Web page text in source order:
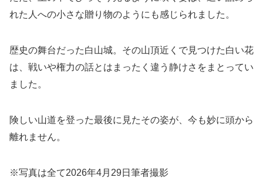
れた人への小さな贈り物のようにも感じられました。
歴史の舞台だった白山城。その山頂近くで見つけた白い花
は、戦いや権力の話とはまったく違う静けさをまとってい
ました。
険しい山道を登った最後に見たその姿が、今も妙に頭から
離れません。
※写真は全て2026年4月29日筆者撮影